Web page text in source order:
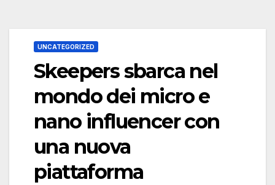
UNCATEGORIZED
Skeepers sbarca nel
mondo dei micro e
nano influencer con
una nuova
piattaforma